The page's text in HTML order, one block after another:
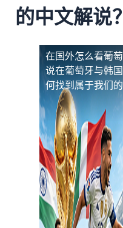
的中文解说？
在国外怎么看葡
说在葡萄牙与韩
何找到属于我们的